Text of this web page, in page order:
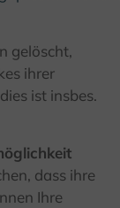
gelöscht,
ihrer
ist insbes.
dass ihre
Ihre